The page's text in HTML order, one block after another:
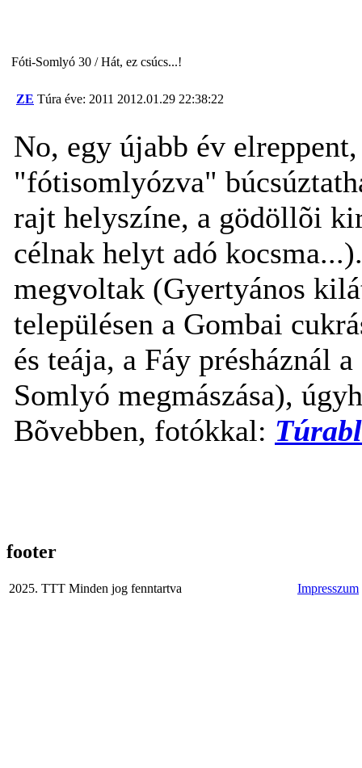
Fóti-Somlyó 30 / Hát, ez csúcs...!
ZE Túra éve: 2011 2012.01.29 22:38:22
No, egy újabb év
"fótisomlyózva"
rajt helyszíne, a gödöllõi
célnak helyt adó
megvoltak (Gyertyános
településen a Gombai
és teája, a Fáy présháznál
Somlyó megmászása),
Bõvebben, fotókkal:
footer
2025. TTT Minden jog fenntartva Impresszum